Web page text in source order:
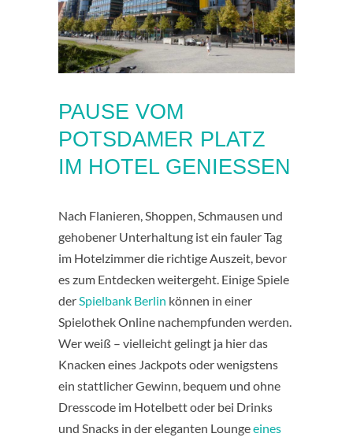
PAUSE VOM
POTSDAMER PLATZ
IM HOTEL GENIESSEN
Nach Flanieren, Shoppen, Schmausen und
gehobener Unterhaltung ist ein fauler Tag
im Hotelzimmer die richtige Auszeit, bevor
es zum Entdecken weitergeht. Einige Spiele
derSpielbank Berlin können in einer
Spielothek Online nachempfunden werden.
Wer weiß – vielleicht gelingt ja hier das
Knacken eines Jackpots oder wenigstens
ein stattlicher Gewinn, bequem und ohne
Dresscode im Hotelbett oder bei Drinks
und Snacks in der eleganten Loungeeines